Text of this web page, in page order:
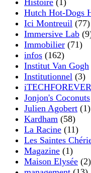
Hutch Hot-Dogs
Ici Montreuil (77)
Immersive Lab
Immobilier (71)
infos (162)
Institut Van Gogh
Institutionnel (3)
Jonjon's Coconuts
Julien Agobert (1)
Kardham (58)
La Racine (11)
Les Saintes
Magazine (1)
Maison Elysée (2)